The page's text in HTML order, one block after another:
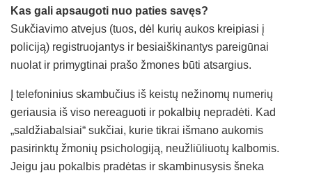
Kas gali apsaugoti nuo paties savęs?
Sukčiavimo atvejus (tuos, dėl kurių aukos kreipiasi į
policiją) registruojantys ir besiaiškinantys pareigūnai
nuolat ir primygtinai prašo žmones būti atsargius.
Į telefoninius skambučius iš keistų nežinomų numerių
geriausia iš viso nereaguoti ir pokalbių nepradėti. Kad
„saldžiabalsiai“ sukčiai, kurie tikrai išmano aukomis
pasirinktų žmonių psichologiją, neužliūliuotų kalbomis.
Jeigu jau pokalbis pradėtas ir skambinusysis šneka